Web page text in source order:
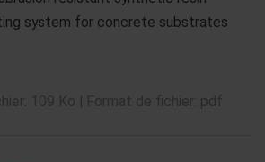
system for concrete substrates